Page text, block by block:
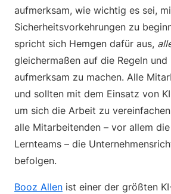
aufmerksam, wie wichtig es sei,
Sicherheitsvorkehrungen zu
spricht sich Hemgen dafür aus,
gleichermaßen auf die Regeln und
aufmerksam zu machen. Alle
und sollten mit dem Einsatz von
um sich die Arbeit zu
alle Mitarbeitenden – vor allem
Lernteams – die
befolgen.
Booz Allen ist einer der größten